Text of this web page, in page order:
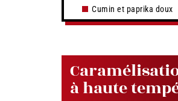
Cumin et paprika doux
à haute